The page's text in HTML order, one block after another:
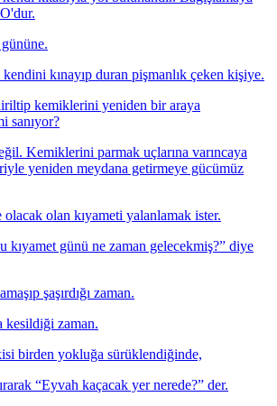
kınayıp duran pişmanlık çeken kişiye.
kemiklerini yeniden bir araya
sanıyor?
Kemiklerini parmak uçlarına varıncaya
yeniden meydana getirmeye gücümüz
olacak olan kıyameti yalanlamak ister.
kıyamet günü ne zaman gelecekmiş?” diye
şaşırdığı zaman.
kesildiği zaman.
birden yokluğa sürüklendiğinde,
“Eyvah kaçacak yer nerede?” der.